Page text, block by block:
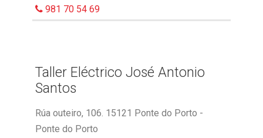
981 70 54 69
Taller Eléctrico José Antonio
Santos
Rúa outeiro, 106. 15121 Ponte do Porto -
Ponte do Porto